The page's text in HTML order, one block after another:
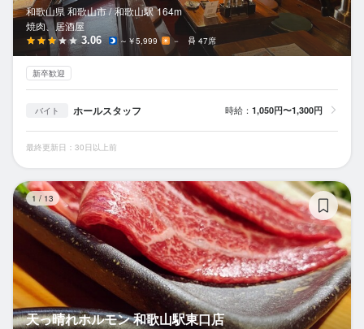
和歌山県 和歌山市 / 和歌山駅 164m
焼肉、居酒屋
3.06 ～￥5,999 － 47席
新卒歓迎
バイト ホールスタッフ 時給： 1,050円〜1,300円
最終更新日：30日以上前
1 / 13
天っ晴れホルモン 和歌山駅東口店